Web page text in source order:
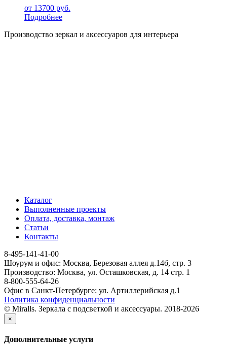
от 13700 руб.
Подробнее
Производство зеркал и аксессуаров для интерьера
Каталог
Выполненные проекты
Оплата, доставка, монтаж
Статьи
Контакты
8-495-141-41-00
Шоурум и офис: Москва, Березовая аллея д.14б, стр. 3
Производство: Москва, ул. Осташковская, д. 14 стр. 1
8-800-555-64-26
Офис в Санкт-Петербурге: ул. Артиллерийская д.1
Политика конфиденциальности
© Miralls. Зеркала с подсветкой и аксессуары. 2018-2026
×
Дополнительные услуги